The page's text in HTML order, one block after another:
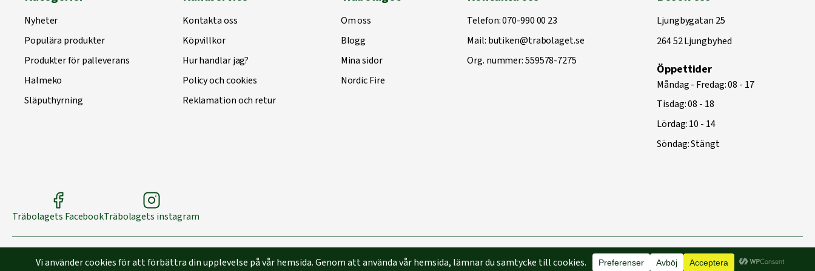
Nyheter
Populära produkter
Produkter för palleverans
Halmeko
Släputhyrning
Kontakta oss
Köpvillkor
Hur handlar jag?
Policy och cookies
Reklamation och retur
Om oss
Blogg
Mina sidor
Nordic Fire
Telefon:070-990 00 23
Mail: butiken@trabolaget.se
Org. nummer: 559578-7275
Ljungbygatan 25
264 52 Ljungbyhed
Öppettider
Måndag - Fredag: 08 - 17
Tisdag: 08 - 18
Lördag: 10 - 14
Söndag: Stängt
Träbolagets FacebookTräbolagets instagram
Byggd med♥avCapace Media | Webbyrå Malmö